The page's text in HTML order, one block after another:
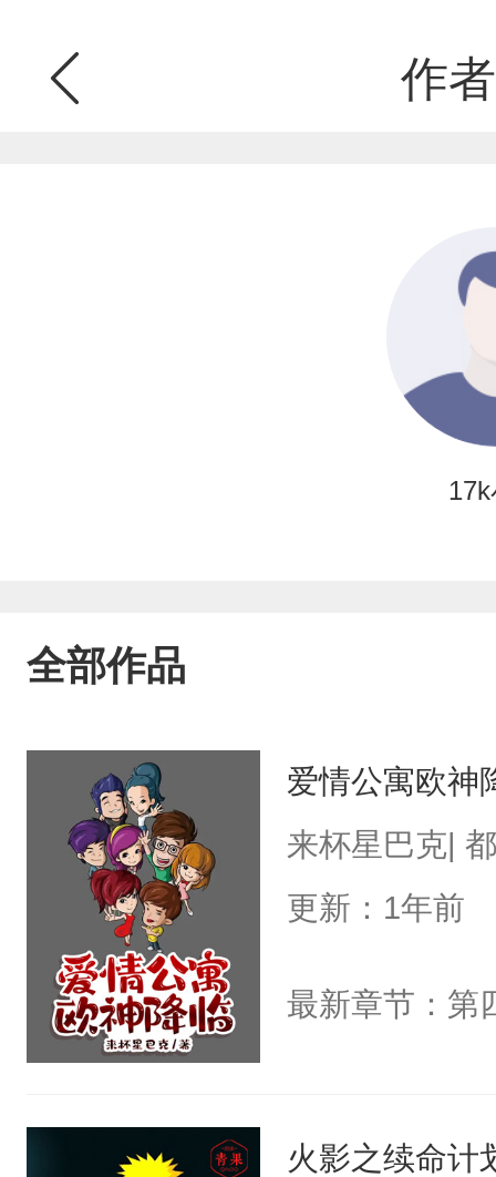
作
全部作品
爱情公寓欧神
来杯星巴克|
更新：1年前
火影之续命计